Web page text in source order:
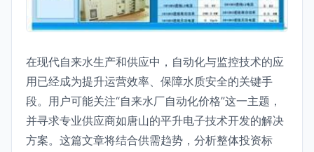
在现代自来水生产和供应中，自动化与监控技术的应
用已经成为提升运营效率、保障水质安全的关键手
段。用户可能关注“自来水厂自动化价格”这一主题，
并寻求专业供应商如唐山的平升电子技术开发的解决
方案。这篇文章将结合供需趋势，分析整体投资标